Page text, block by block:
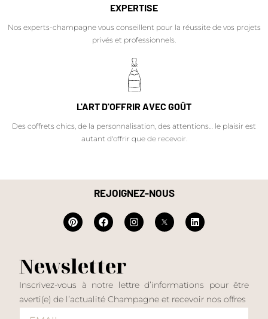
EXPERTISE
Nos experts-champagne vous conseillent pour la réussite de vos projets
privés et professionnels.
L'ART D'OFFRIR AVEC GOÛT
Des coffrets chics, de la personnalisation, des attentions… le plaisir est
autant d'offrir que de recevoir.
REJOIGNEZ-NOUS
Newsletter
Inscrivez-vous à notre lettre d’informations pour être
averti(e) de l’actualité Champagne et recevoir nos offres